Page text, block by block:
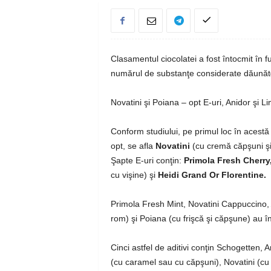
Clasamentul ciocolatei a fost întocmit în
numărul de substanţe considerate
Novatini şi Poiana – opt E-uri, Anidor şi
Conform studiului, pe primul loc în
opt, se afla Novatini (cu cremă căpşuni
Şapte E-uri conţin: Primola Fresh
cu vişine) şi Heidi Grand Or Florentine.
Primola Fresh Mint, Novatini
rom) şi Poiana (cu frişcă şi căpşune) au
Cinci astfel de aditivi conţin Schogetten,
(cu caramel sau cu căpşuni), Novatini